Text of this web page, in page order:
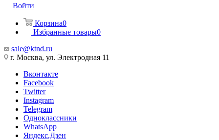
Войти
Корзина0
Избранные товары0
sale@ktnd.ru
г. Москва, ул. Электродная 11
Вконтакте
Facebook
Twitter
Instagram
Telegram
Одноклассники
WhatsApp
Яндекс.Дзен